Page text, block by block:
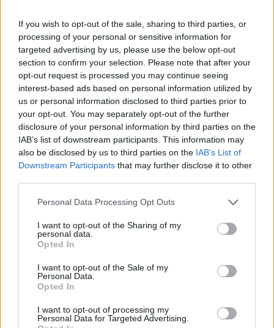
If you wish to opt-out of the sale, sharing to third parties, or
processing of your personal or sensitive information for
targeted advertising by us, please use the below opt-out
section to confirm your selection. Please note that after your
opt-out request is processed you may continue seeing
interest-based ads based on personal information utilized by
us or personal information disclosed to third parties prior to
your opt-out. You may separately opt-out of the further
disclosure of your personal information by third parties on the
IAB’s list of downstream participants. This information may
also be disclosed by us to third parties on the IAB’s List of
Downstream Participants that may further disclose it to other
Personal Data Processing Opt Outs
I want to opt-out of the Sharing of my
personal data.
Opted In
I want to opt-out of the Sale of my
Personal Data.
Opted In
I want to opt-out of processing my
Personal Data for Targeted Advertising.
sulmuesin e Evertonit
Esim for Global
Esim for USA| Esim for Italy| Esim for Spain|Esim
for Turkey|Esim for Germany|Esim for Greece|